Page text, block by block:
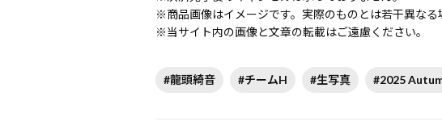
※商品画像はイメージです。実際のものとは若干異なる
※当サイト内の画像と文章の転載はご遠慮ください。
#龍頭綺音 #チームH #生写真 #2025